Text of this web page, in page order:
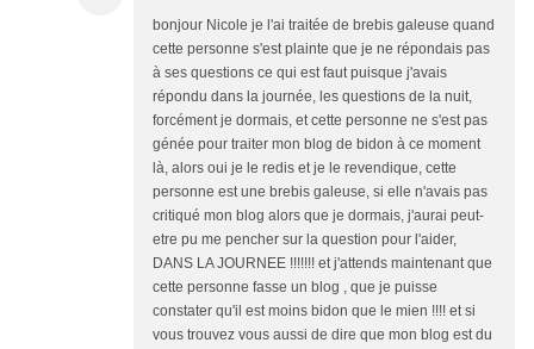
bonjour Nicole je l'ai traitée de brebis galeuse quand
cette personne s'est plainte que je ne répondais pas
à ses questions ce qui est faut puisque j'avais
répondu dans la journée, les questions de la nuit,
forcément je dormais, et cette personne ne s'est pas
génée pour traiter mon blog de bidon à ce moment
là, alors oui je le redis et je le revendique, cette
personne est une brebis galeuse, si elle n'avais pas
critiqué mon blog alors que je dormais, j'aurai peut-
etre pu me pencher sur la question pour l'aider,
DANS LA JOURNEE !!!!!!! et j'attends maintenant que
cette personne fasse un blog , que je puisse
constater qu'il est moins bidon que le mien !!!! et si
vous trouvez vous aussi de dire que mon blog est du